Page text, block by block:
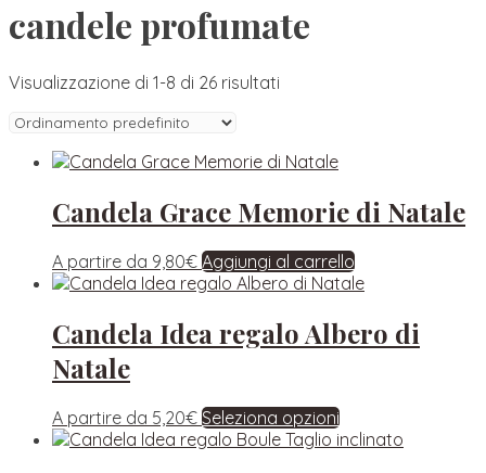
candele profumate
Visualizzazione di 1-8 di 26 risultati
Candela Grace Memorie di Natale
A partire da 9,80€ Aggiungi al carrello
Candela Idea regalo Albero di
Natale
A partire da 5,20€ Seleziona opzioni